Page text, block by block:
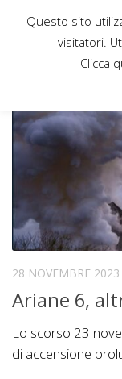
Sotto il
VULCAIN 2.1
28 NOVEMBRE 2023
Ariane 6,
Lo scorso 23
di accensione
Questo sito
visitatori.
Clicca